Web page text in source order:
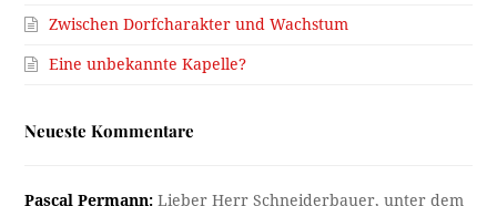
Zwischen Dorfcharakter und Wachstum
Eine unbekannte Kapelle?
Neueste Kommentare
Pascal Permann: Lieber Herr Schneiderbauer, unter dem